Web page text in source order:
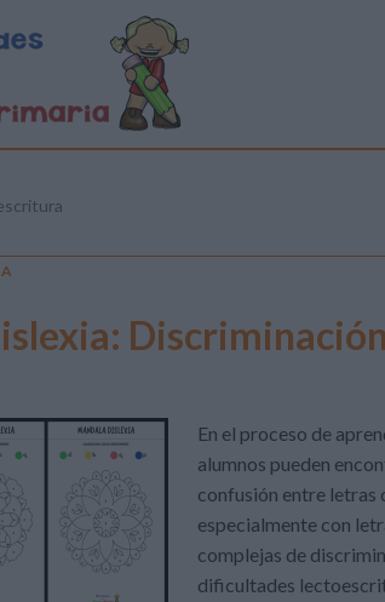
En el proceso de
alumnos pueden
confusión entre letras
especialmente con
complejas de
dificultades